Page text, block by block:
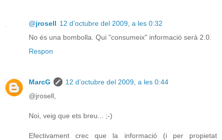
@jrosell 12 d’octubre del 2009, a les 0:32
No és una bombolla. Qui "consumeix" informació serà 2.0.
Respon
MarcG
12 d’octubre del 2009, a les 0:44
@jrosell,
Noi, veig que ets breu... ;-)
Efectivament crec que la informació (i per propietat